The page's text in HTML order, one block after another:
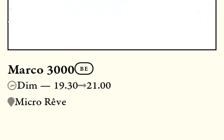
Marco 3000 BE
Dim — 19.30
21.00
Micro Rêve